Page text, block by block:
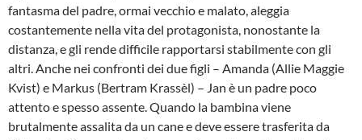
fantasma del padre, ormai vecchio e malato, aleggia
costantemente nella vita del protagonista, nonostante la
distanza, e gli rende difficile rapportarsi stabilmente con gli
altri. Anche nei confronti dei due figli – Amanda (Allie Maggie
Kvist) e Markus (Bertram Krassèl) – Jan è un padre poco
attento e spesso assente. Quando la bambina viene
brutalmente assalita da un cane e deve essere trasferita da